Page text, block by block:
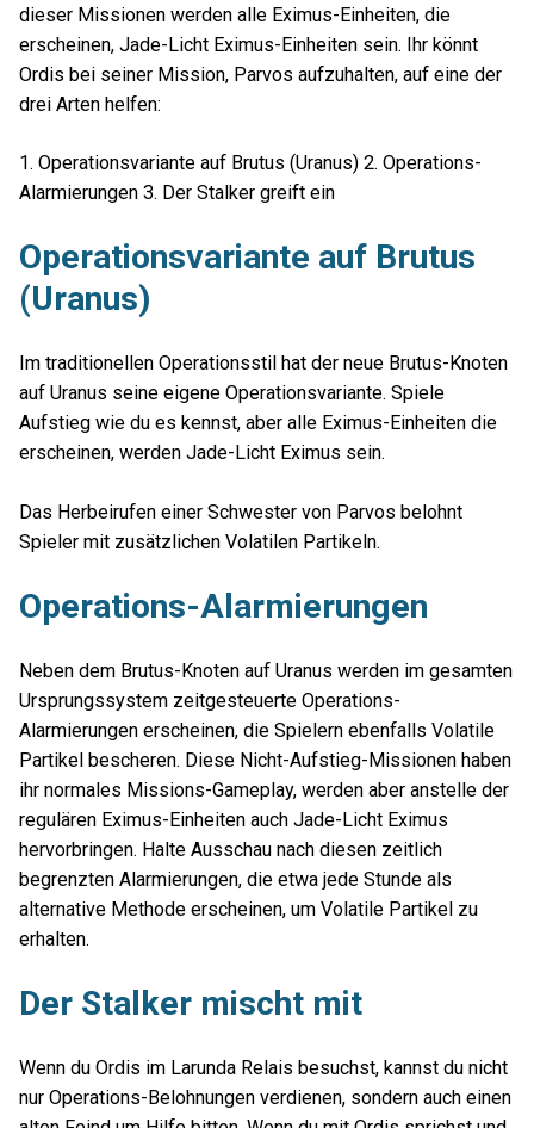
dieser Missionen werden alle Eximus-Einheiten, die
erscheinen, Jade-Licht Eximus-Einheiten sein. Ihr könnt
Ordis bei seiner Mission, Parvos aufzuhalten, auf eine der
drei Arten helfen:
1. Operationsvariante auf Brutus (Uranus) 2. Operations-
Alarmierungen 3. Der Stalker greift ein
Operationsvariante auf Brutus
(Uranus)
Im traditionellen Operationsstil hat der neue Brutus-Knoten
auf Uranus seine eigene Operationsvariante. Spiele
Aufstieg wie du es kennst, aber alle Eximus-Einheiten die
erscheinen, werden Jade-Licht Eximus sein.
Das Herbeirufen einer Schwester von Parvos belohnt
Spieler mit zusätzlichen Volatilen Partikeln.
Operations-Alarmierungen
Neben dem Brutus-Knoten auf Uranus werden im gesamten
Ursprungssystem zeitgesteuerte Operations-
Alarmierungen erscheinen, die Spielern ebenfalls Volatile
Partikel bescheren. Diese Nicht-Aufstieg-Missionen haben
ihr normales Missions-Gameplay, werden aber anstelle der
regulären Eximus-Einheiten auch Jade-Licht Eximus
hervorbringen. Halte Ausschau nach diesen zeitlich
begrenzten Alarmierungen, die etwa jede Stunde als
alternative Methode erscheinen, um Volatile Partikel zu
erhalten.
Der Stalker mischt mit
Wenn du Ordis im Larunda Relais besuchst, kannst du nicht
nur Operations-Belohnungen verdienen, sondern auch einen